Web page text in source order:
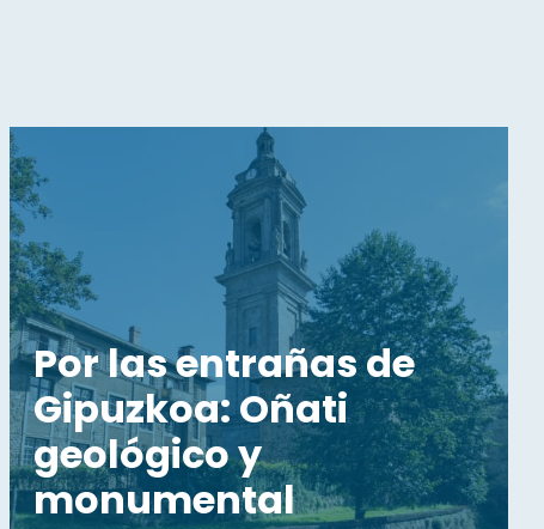
Por las entrañas de
Gipuzkoa: Oñati
geológico y
monumental